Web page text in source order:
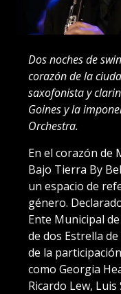
Dos noches de
corazón de la
saxofonista y
Goines y la
Orchestra.
En el corazón de
Bajo Tierra By
un espacio de
género.
Ente Municipal
de dos Estrella
de la
como Georgia
Ricardo Lew,